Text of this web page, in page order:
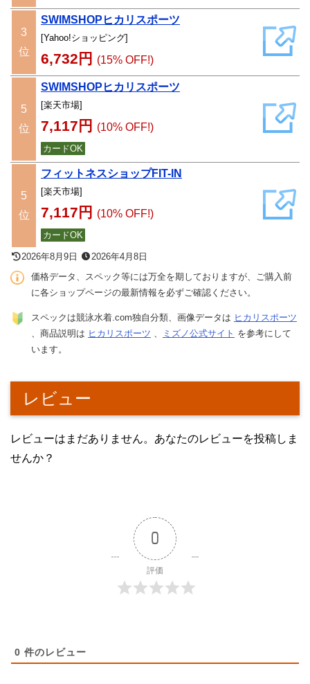
3
位
SWIMSHOPヒカリスポーツ
[Yahoo!ショッピング]
6,732円 (15% OFF!)
5
位
SWIMSHOPヒカリスポーツ
[楽天市場]
7,117円 (10% OFF!)
カードOK
5
位
フィットネスショップFIT-IN
[楽天市場]
7,117円 (10% OFF!)
カードOK
2026年8月9日
2026年4月8日
価格データ、スペック等には万全を期しておりますが、ご購入前
に各ショップページの最新情報を必ずご確認ください。
スペックは競泳水着.com独自分類、画像データは ヒカリスポーツ
、商品説明は ヒカリスポーツ ミズノ公式サイト を参考にして
います。
レビュー
レビューはまだありません。あなたのレビューを投稿しま
せんか？
0
評価
0 件のレビュー